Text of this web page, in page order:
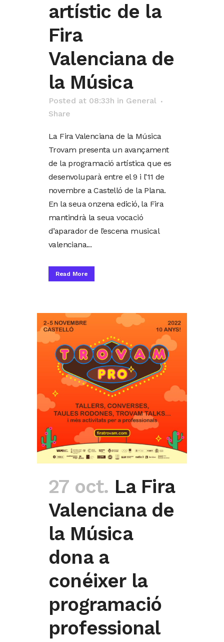
artístic de la
Fira
Valenciana de
la Música
Posted at 08:33h in General
Share
La Fira Valenciana de la Música
Trovam presenta un avançament
de la programació artística que es
desenvoluparà entre el 9 i l’11 de
novembre a Castelló de la Plana.
En la seua onzena edició, la Fira
mantindrà la seua vocació
d’aparador de l’escena musical
valenciana...
Read More
27 oct. La Fira
Valenciana de
la Música
dona a
conéixer la
programació
professional